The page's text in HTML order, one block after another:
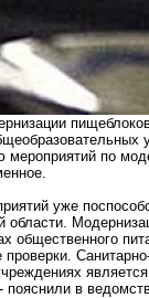
мероприятий по
уже
области.
общественного
пояснили в